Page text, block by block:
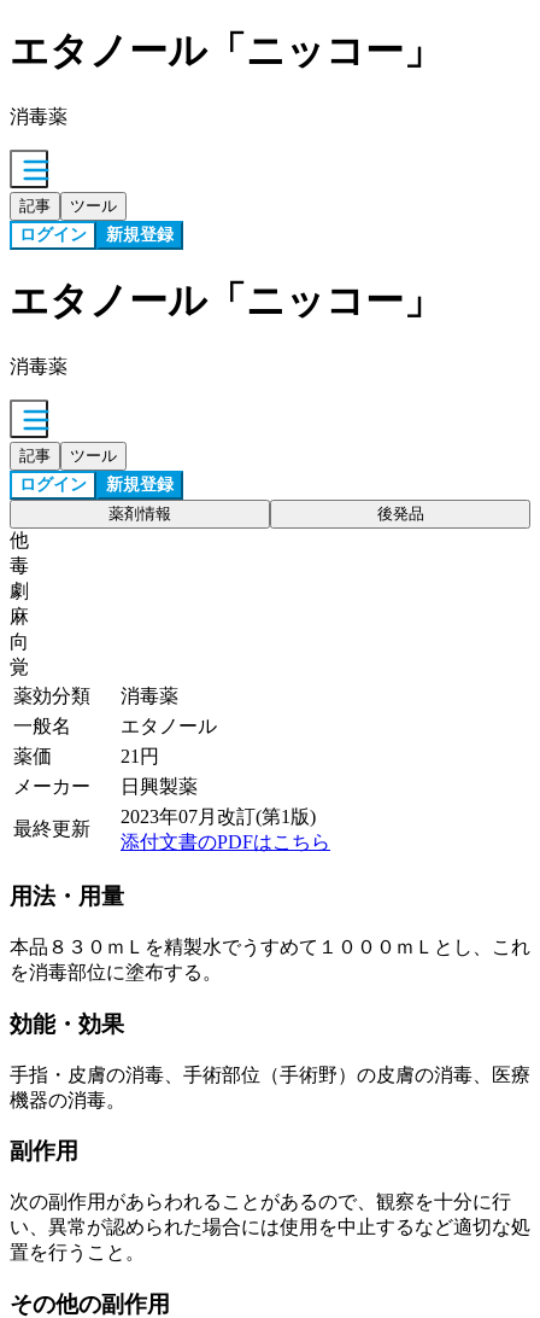
エタノール「ニッコー」
消毒薬
記事 ツール
ログイン 新規登録
エタノール「ニッコー」
消毒薬
記事 ツール
ログイン 新規登録
薬剤情報 後発品
他
毒
劇
麻
向
覚
薬効分類
消毒薬
一般名
エタノール
薬価
21 円
メーカー
日興製薬
最終更新
2023年07月改訂(第1版)
添付文書のPDFはこちら
用法・用量
本品８３０ｍＬを精製水でうすめて１０００ｍＬとし、これ
を消毒部位に塗布する。
効能・効果
手指・皮膚の消毒、手術部位（手術野）の皮膚の消毒、医療
機器の消毒。
副作用
次の副作用があらわれることがあるので、観察を十分に行
い、異常が認められた場合には使用を中止するなど適切な処
置を行うこと。
その他の副作用